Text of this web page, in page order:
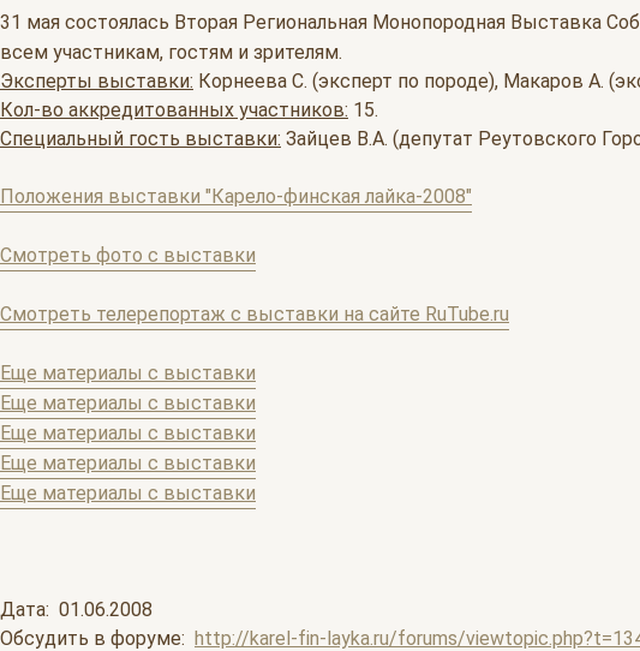
31 мая состоялась Вторая Региональная Монопородная Выставка
всем участникам, гостям и зрителям.
Эксперты выставки: Корнеева С. (эксперт по породе), Макаров А.
Кол-во аккредитованных участников: 15.
Специальный гость выставки: Зайцев В.А. (депутат Реутовского
Положения выставки "Карело-финская лайка-2008"
Смотреть фото с выставки
Смотреть телерепортаж с выставки на сайте RuTube.ru
Еще материалы с выставки
Еще материалы с выставки
Еще материалы с выставки
Еще материалы с выставки
Еще материалы с выставки
Дата: 01.06.2008
Обсудить в форуме: http://karel-fin-layka.ru/forums/